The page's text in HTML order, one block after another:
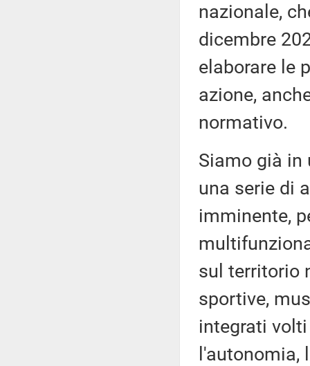
nazionale,
dicembre
elaborare le
azione,
normativo.
Siamo già in
una serie di
imminente,
sul territorio
sportive,
integrati volti